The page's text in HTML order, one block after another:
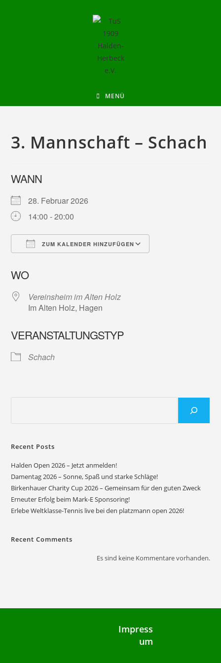
MENÜ
3. Mannschaft – Schach
WANN
28. Februar 2026
14:00 - 20:00
ZUM KALENDER HINZUFÜGEN
WO
Vereinsheim im Alten Holz
Im Alten Holz, Hagen
VERANSTALTUNGSTYP
Schach
Recent Posts
Halden Open 2026 – Jetzt anmelden!
Damentag 2026 – Sonne, Spaß und starke Schläge!
Birkenhauer Charity Cup 2026 – Gemeinsam für den guten Zweck
Erneuter Erfolg beim Mark-E Sponsoring!
Erlebe Weltklasse-Tennis live bei den platzmann open 2026!
Recent Comments
Es sind keine Kommentare vorhanden.
Impress
um